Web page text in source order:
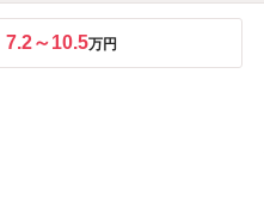
7.2～10.5万円